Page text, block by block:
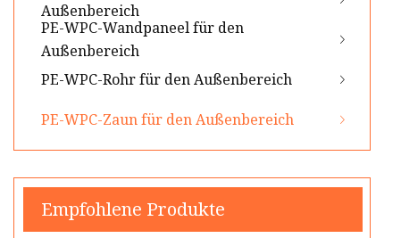
Außenbereich
PE-WPC-Wandpaneel für den
Außenbereich
PE-WPC-Rohr für den Außenbereich
PE-WPC-Zaun für den Außenbereich
Empfohlene Produkte